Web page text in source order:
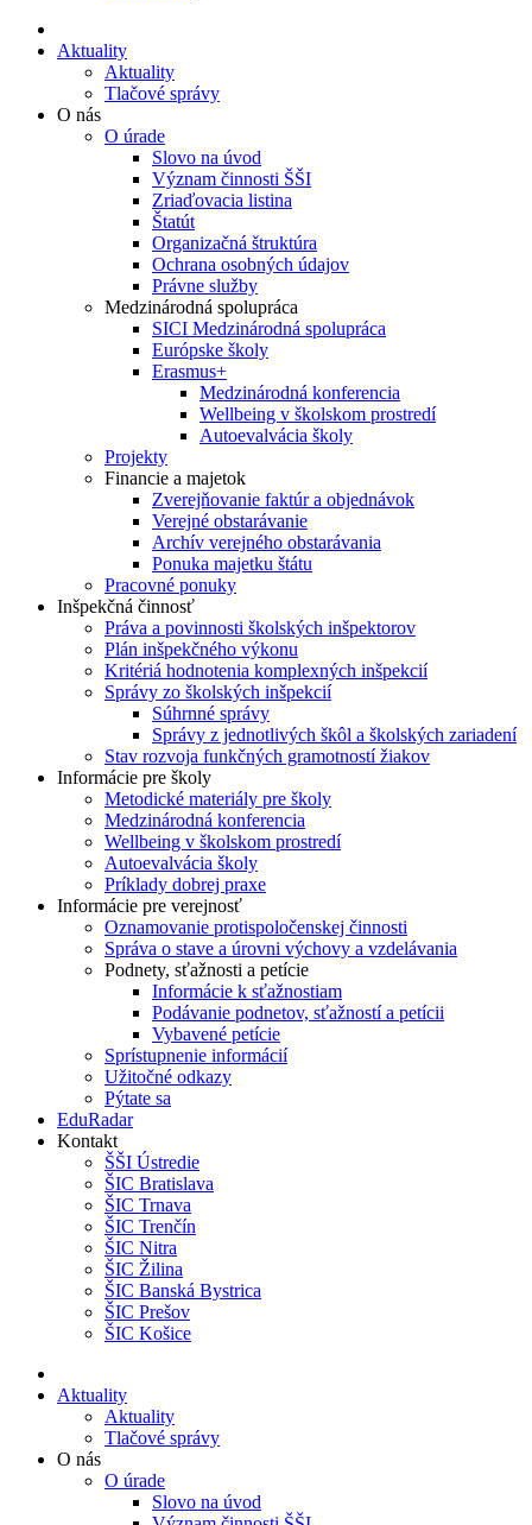
Aktuality
Aktuality
Tlačové správy
O nás
O úrade
Slovo na úvod
Význam činnosti ŠŠI
Zriaďovacia listina
Štatút
Organizačná štruktúra
Ochrana osobných údajov
Právne služby
Medzinárodná spolupráca
SICI Medzinárodná spolupráca
Európske školy
Erasmus+
Medzinárodná konferencia
Wellbeing v školskom prostredí
Autoevalvácia školy
Projekty
Financie a majetok
Zverejňovanie faktúr a objednávok
Verejné obstarávanie
Archív verejného obstarávania
Ponuka majetku štátu
Pracovné ponuky
Inšpekčná činnosť
Práva a povinnosti školských inšpektorov
Plán inšpekčného výkonu
Kritériá hodnotenia komplexných inšpekcií
Správy zo školských inšpekcií
Súhrnné správy
Správy z jednotlivých škôl a školských zariadení
Stav rozvoja funkčných gramotností žiakov
Informácie pre školy
Metodické materiály pre školy
Medzinárodná konferencia
Wellbeing v školskom prostredí
Autoevalvácia školy
Príklady dobrej praxe
Informácie pre verejnosť
Oznamovanie protispoločenskej činnosti
Správa o stave a úrovni výchovy a vzdelávania
Podnety, sťažnosti a petície
Informácie k sťažnostiam
Podávanie podnetov, sťažností a petícii
Vybavené petície
Sprístupnenie informácií
Užitočné odkazy
Pýtate sa
EduRadar
Kontakt
ŠŠI Ústredie
ŠIC Bratislava
ŠIC Trnava
ŠIC Trenčín
ŠIC Nitra
ŠIC Žilina
ŠIC Banská Bystrica
ŠIC Prešov
ŠIC Košice
Aktuality
Aktuality
Tlačové správy
O nás
O úrade
Slovo na úvod